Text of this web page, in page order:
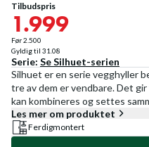
Tilbudspris
1.999
Før2.500
Gyldig til 31.08
Serie: SeSilhuet-serien
Silhuet er en serie vegghyller
tre av dem er vendbare. Det
kan kombineres og settes
Les mer om produktet
Ferdigmontert